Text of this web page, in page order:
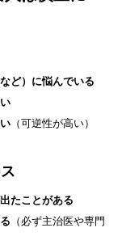
ど）に悩んでいる
（可逆性が高い）
たことがある
（必ず主治医や専門